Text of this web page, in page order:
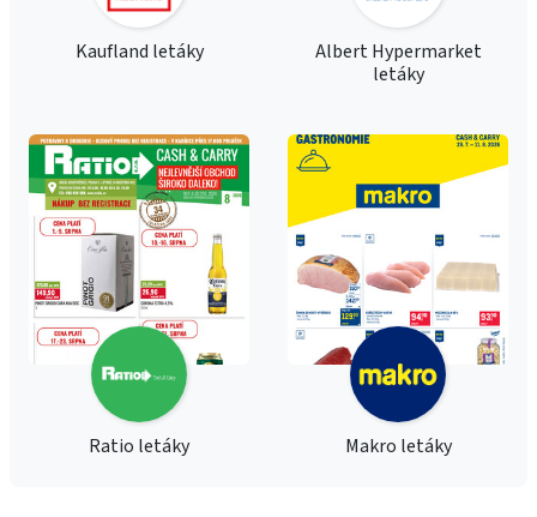
Kaufland letáky
Albert Hypermarket
letáky
Ratio letáky Makro letáky